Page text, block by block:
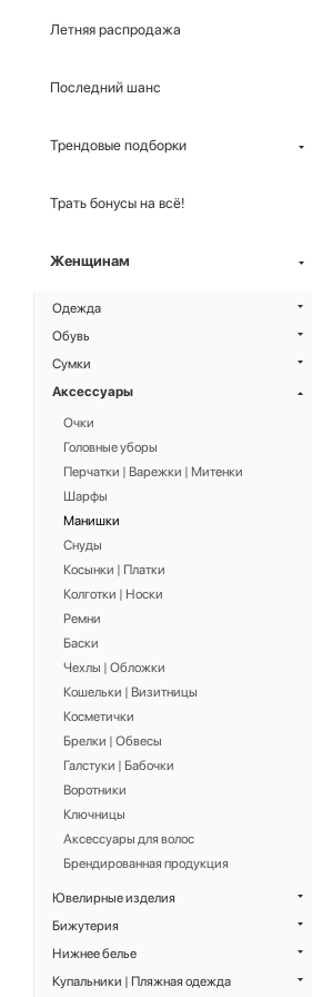
Летняя распродажа
Последний шанс
Трендовые подборки
Трать бонусы на всё!
Женщинам
Одежда
Обувь
Сумки
Аксессуары
Очки
Головные уборы
Перчатки | Варежки | Митенки
Шарфы
Манишки
Снуды
Косынки | Платки
Колготки | Носки
Ремни
Баски
Чехлы | Обложки
Кошельки | Визитницы
Косметички
Брелки | Обвесы
Галстуки | Бабочки
Воротники
Ключницы
Аксессуары для волос
Брендированная продукция
Ювелирные изделия
Бижутерия
Нижнее белье
Купальники | Пляжная одежда